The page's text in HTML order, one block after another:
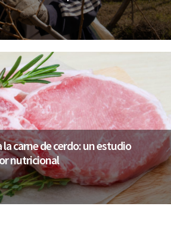
la carne de cerdo: un estudio
nutricional